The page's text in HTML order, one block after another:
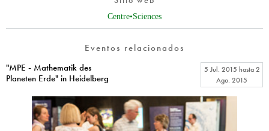
Centre•Sciences
Eventos relacionados
"MPE - Mathematik des
Planeten Erde" in Heidelberg
5 Jul. 2015 hasta2
Ago. 2015